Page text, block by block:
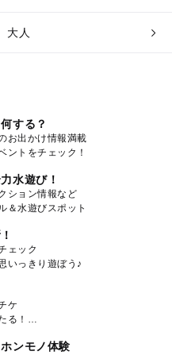
大人
する？
お出かけ情報満載
ントをチェック！
水遊び！
ション情報など
＆水遊びスポット
ェック
いっきり遊ぼう♪
ケ
る！
ンモノ体験